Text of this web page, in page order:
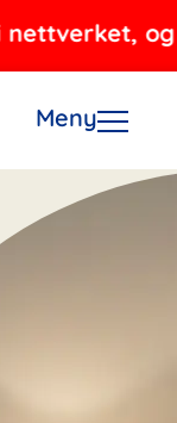
og
Meny